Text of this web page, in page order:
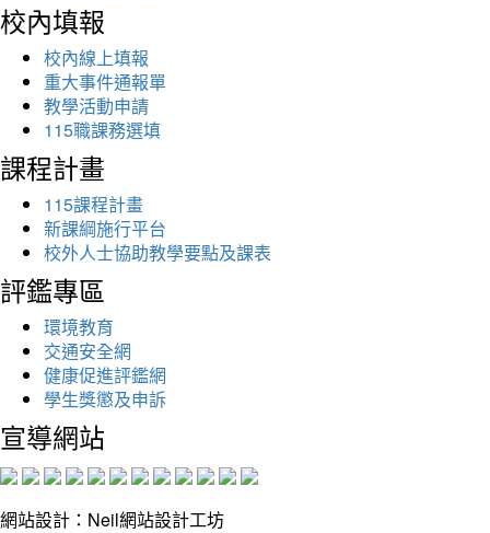
校內填報
校內線上填報
重大事件通報單
教學活動申請
115職課務選填
課程計畫
115課程計畫
新課綱施行平台
校外人士協助教學要點及課表
評鑑專區
環境教育
交通安全網
健康促進評鑑網
學生獎懲及申訴
宣導網站
網站設計：Neil網站設計工坊